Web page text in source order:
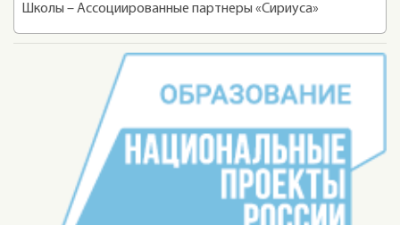
Школы – Ассоциированные партнеры «Сириуса»